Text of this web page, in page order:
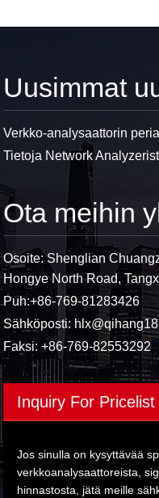
Uusimmat
Verkko-analysaattorin
Tietoja Network
Ota meihin
Osoite: Shenglian
Hongye North Road,
Puh:+86-769-81283426
Sähköposti:
Faksi: +86-769-82553292
Inquiry For Pricelist
Jos sinulla on kysyttävää
verkkoanalysaattoreista,
hinnastosta, jätä meille